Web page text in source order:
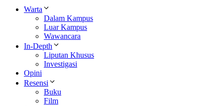
Warta
Dalam Kampus
Luar Kampus
Wawancara
In-Depth
Liputan Khusus
Investigasi
Opini
Resensi
Buku
Film